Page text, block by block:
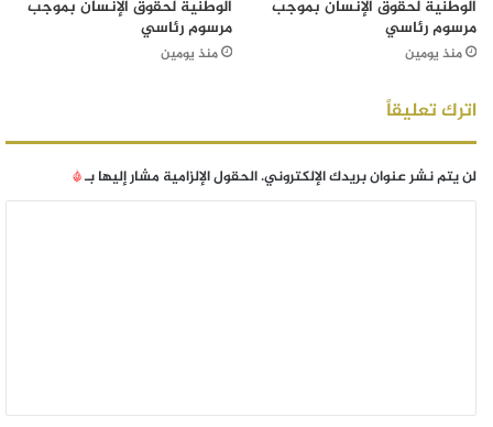
الوطنية لحقوق الإنسان بموجب
مرسوم رئاسي
منذ يومين
الوطنية لحقوق الإنسان بموجب
مرسوم رئاسي
منذ يومين
اترك تعليقاً
لن يتم نشر عنوان بريدك الإلكتروني.الحقول الإلزامية مشار إليها بـ*